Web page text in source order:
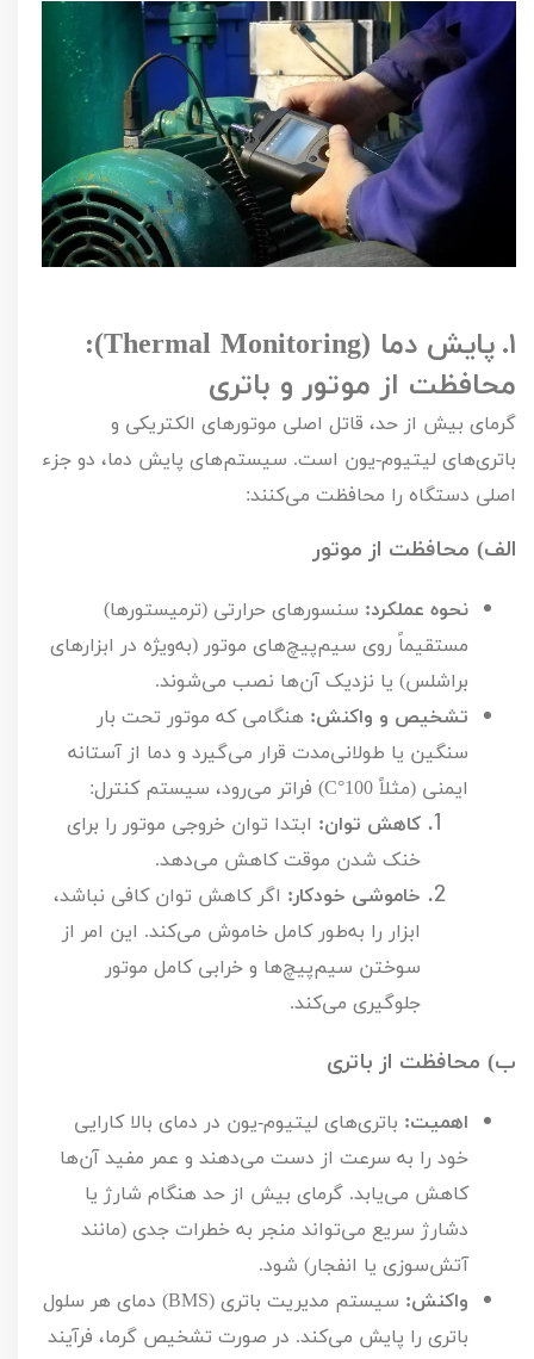
۱. پایش دما (Thermal Monitoring
):
محافظت از موتور و باتری
گرمای بیش از حد، قاتل اصلی موتورهای الکتریکی و
باتری‌های لیتیوم-یون است. سیستم‌های پایش دما، دو جزء
اصلی دستگاه را محافظت می‌کنند:
الف) محافظت از موتور
نحوه عملکرد: سنسورهای حرارتی (ترمیستورها)
مستقیماً روی سیم‌پیچ‌های موتور (به‌ویژه در ابزارهای
براشلس) یا نزدیک آن‌ها نصب می‌شوند.
تشخیص و واکنش: هنگامی که موتور تحت بار
سنگین یا طولانی‌مدت قرار می‌گیرد و دما از آستانه
ایمنی (مثلاً 100°
C) فراتر می‌رود، سیستم کنترل:
کاهش توان: ابتدا توان خروجی موتور را برای
خنک شدن موقت کاهش می‌دهد.
خاموشی خودکار: اگر کاهش توان کافی نباشد،
ابزار را به‌طور کامل خاموش می‌کند. این امر از
سوختن سیم‌پیچ‌ها و خرابی کامل موتور
جلوگیری می‌کند.
ب) محافظت از باتری
اهمیت: باتری‌های لیتیوم-یون در دمای بالا کارایی
خود را به سرعت از دست می‌دهند و عمر مفید آن‌ها
کاهش می‌یابد. گرمای بیش از حد هنگام شارژ یا
دشارژ سریع می‌تواند منجر به خطرات جدی (مانند
آتش‌سوزی یا انفجار) شود.
واکنش: سیستم مدیریت باتری (BMS) دمای هر سلول
باتری را پایش می‌کند. در صورت تشخیص گرما، فرآیند